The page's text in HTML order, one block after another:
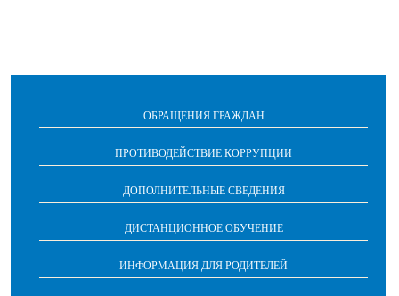
ОБРАЩЕНИЯ ГРАЖДАН
ПРОТИВОДЕЙСТВИЕ КОРРУПЦИИ
ДОПОЛНИТЕЛЬНЫЕ СВЕДЕНИЯ
ДИСТАНЦИОННОЕ ОБУЧЕНИЕ
ИНФОРМАЦИЯ ДЛЯ РОДИТЕЛЕЙ